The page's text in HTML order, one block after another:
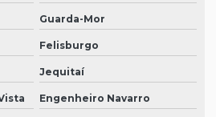
Guarda-Mor
Felisburgo
Jequitaí
Engenheiro Navarro